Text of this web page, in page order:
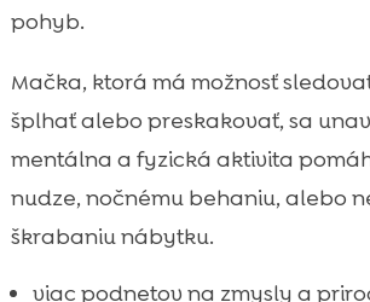
pohyb.
Mačka, ktorá má možnosť
šplhať alebo preskakovať, sa
mentálna a fyzická aktivita
nudze, nočnému behaniu, alebo
škrabaniu nábytku.
viac podnetov na zmysly a